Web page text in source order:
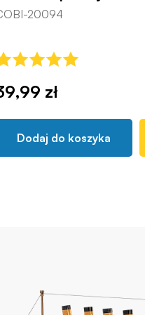
20094
zł
Dodaj do koszyka